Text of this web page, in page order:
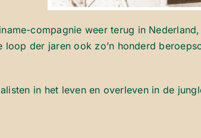
compagnie weer terug in
loop der jaren ook zo’n honderd
in het leven en overleven in de